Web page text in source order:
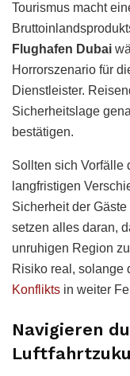
Tourismus macht
Flughafen Dubai
Horrorszenario für
Dienstleister.
Sicherheitslage
bestätigen.
Sollten sich Vorfälle
langfristigen
Sicherheit der
setzen alles daran,
unruhigen Region
Risiko real, solange
Konflikts in weiter
Navigieren